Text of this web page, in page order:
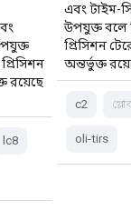
রয়েছে
lc8
এবং টাইম-
উপযুক্ত বলে
প্রিসিশন
অন্তর্ভুক্ত
c2
oli-tirs